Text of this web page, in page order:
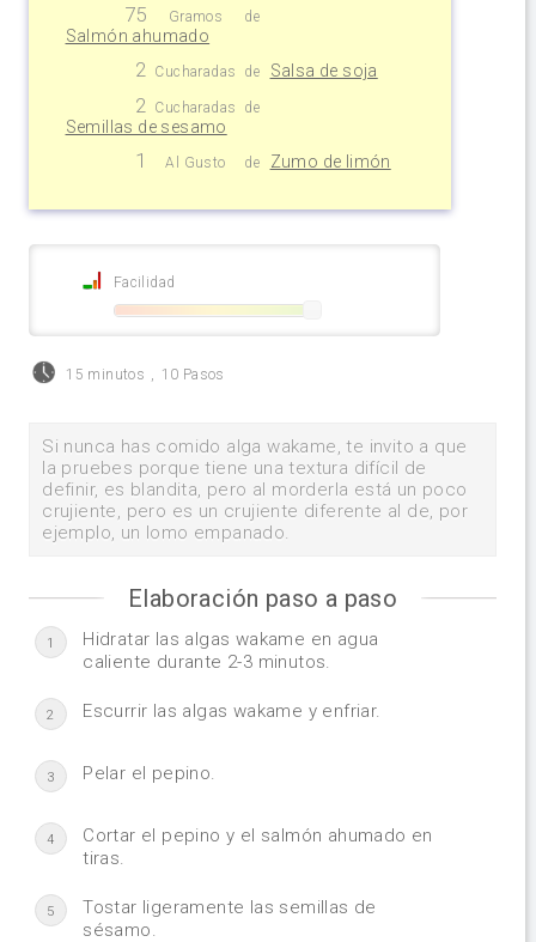
75 Gramos de
Salmón ahumado
2 Cucharadas de Salsa de soja
2 Cucharadas de
Semillas de sesamo
1 Al Gusto de Zumo de limón
Facilidad
15 minutos , 10 Pasos
Si nunca has comido alga wakame, te invito a que
la pruebes porque tiene una textura difícil de
definir, es blandita, pero al morderla está un poco
crujiente, pero es un crujiente diferente al de, por
ejemplo, un lomo empanado.
Elaboración paso a paso
1
Hidratar las algas wakame en agua
caliente durante 2-3 minutos.
2 Escurrir las algas wakame y enfriar.
3 Pelar el pepino.
4
Cortar el pepino y el salmón ahumado en
tiras.
5
Tostar ligeramente las semillas de
sésamo.